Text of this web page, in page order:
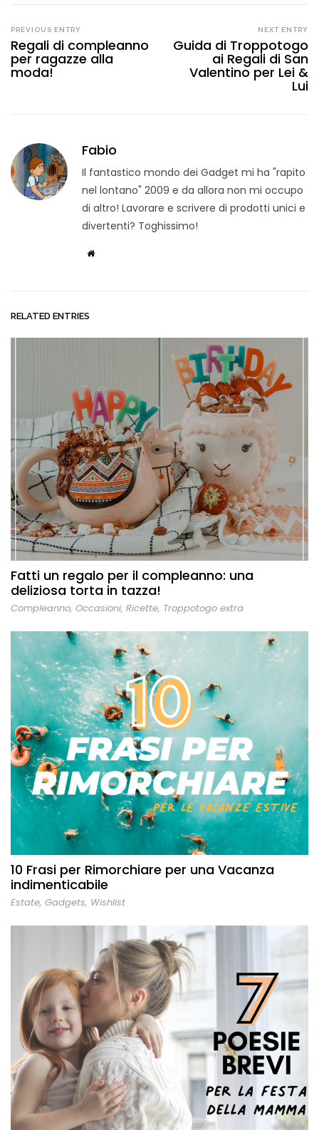
PREVIOUS ENTRY
Regali di compleanno
per ragazze alla
moda!
NEXT ENTRY
Guida di Troppotogo
ai Regali di San
Valentino per Lei &
Lui
Fabio
Il fantastico mondo dei Gadget mi ha "rapito
nel lontano" 2009 e da allora non mi occupo
di altro! Lavorare e scrivere di prodotti unici e
divertenti? Toghissimo!
RELATED ENTRIES
Fatti un regalo per il compleanno: una
deliziosa torta in tazza!
Compleanno, Occasioni, Ricette, Troppotogo extra
10 Frasi per Rimorchiare per una Vacanza
indimenticabile
Estate, Gadgets, Wishlist